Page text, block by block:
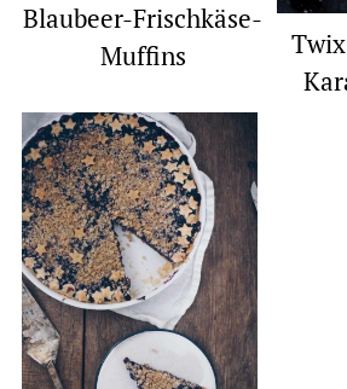
Blaubeer-Frischkäse-
Muffins